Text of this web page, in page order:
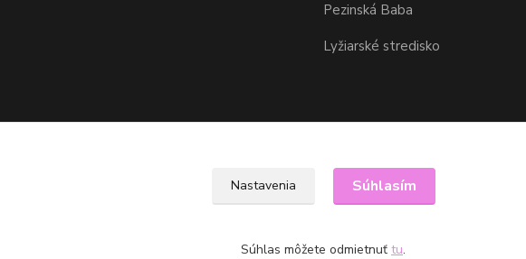
Pezinská Baba
Lyžiarské stredisko
Nastavenia Súhlasím
Súhlas môžete odmietnuť tu.